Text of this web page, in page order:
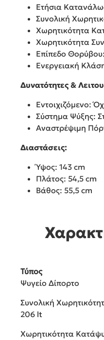
Ετήσια
Συνολική
Χωρητικότητα
Χωρητικότητα
Επίπεδο
Ενεργειακή
Δυνατότητες &
Εντοιχιζόμενο:
Σύστημα Ψύξης:
Αναστρέψιμη
Διαστάσεις:
Ύψος: 143 cm
Πλάτος: 54,5 cm
Βάθος: 55,5 cm
Τύπος
Ψυγείο Δίπορτο
Συνολική
206 lt
Χωρητικότητα